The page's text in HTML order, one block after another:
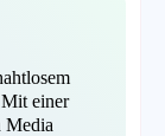
einer
Media